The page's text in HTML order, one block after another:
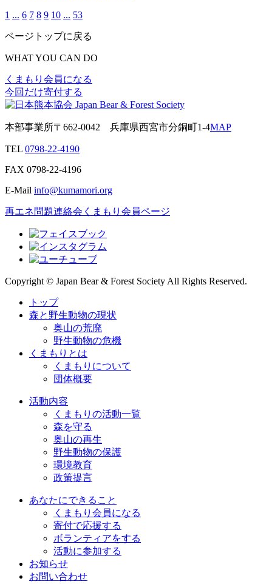
1 ... 6 7 8 9 10 ... 53
ページトップに戻る
WHAT YOU CAN DO
くまもり会員になる
今回だけ寄付する
本部事業所〒662-0042 兵庫県西宮市分銅町1-4MAP
TEL 0798-22-4190
FAX 0798-22-4196
E-Mail info@kumamori.org
再エネ問題連絡会 くまもり会員ページ
Copyright © Japan Bear & Forest Society All Rights Reserved.
トップ
森と野生動物の現状
奥山の荒廃
野生動物の危機
くまもりとは
くまもりについて
団体概要
活動内容
くまもりの活動一覧
森を守る
奥山の再生
野生動物の保護
環境教育
政策提言
あなたにできること
くまもり会員になる
寄付で応援する
ボランティアをする
活動に参加する
お知らせ
お問い合わせ